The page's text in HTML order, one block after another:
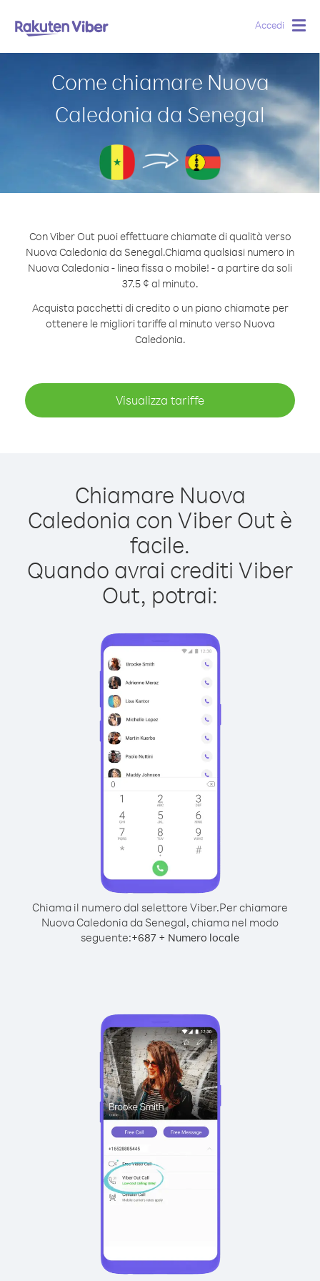
Accedi
Come chiamare Nuova
Caledonia da Senegal
Con Viber Out puoi effettuare chiamate di qualità verso
Nuova Caledonia da Senegal.Chiama qualsiasi numero in
Nuova Caledonia - linea fissa o mobile! - a partire da soli
37.5 ¢ al minuto.
Acquista pacchetti di credito o un piano chiamate per
ottenere le migliori tariffe al minuto verso Nuova
Caledonia.
Visualizza tariffe
Chiamare Nuova
Caledonia con Viber Out è
facile.
Quando avrai crediti Viber
Out, potrai:
Chiama il numero dal selettore Viber.Per chiamare
Nuova Caledonia da Senegal, chiama nel modo
seguente:+687 + Numero locale